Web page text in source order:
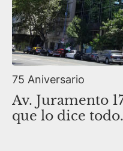
75 Aniversario
Av. Juramento
que lo dice todo.